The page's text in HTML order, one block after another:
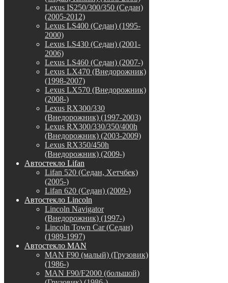
Lexus IS250/300/350 (Седан)
(2005-2012)
Lexus LS400 (Седан) (1995-
2000)
Lexus LS430 (Седан) (2001-
2006)
Lexus LS460 (Седан) (2007-)
Lexus LX470 (Внедорожник)
(1998-2007)
Lexus LX570 (Внедорожник)
(2008-)
Lexus RX300/330
(Внедорожник) (1997-2003)
Lexus RX300/330/350/400h
(Внедорожник) (2003-2009)
Lexus RX350/450h
(Внедорожник) (2009-)
Автостекло Lifan
Lifan 520 (Седан, Хетчбек)
(2005-)
Lifan 620 (Седан) (2009-)
Автостекло Lincoln
Lincoln Navigator
(Внедорожник) (1997-)
Lincoln Town Car (Седан)
(1989-1997)
Автостекло MAN
MAN F90 (малый) (Грузовик)
(1986-)
MAN F90/F2000 (большой)